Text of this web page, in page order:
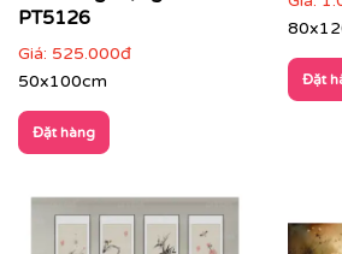
Nhà hàng – khách sạn –
không gian, tạo dấu ấn thẩm
PT5126
Giá: 525.000đ
50x100cm
Đặt hàng
Đặt